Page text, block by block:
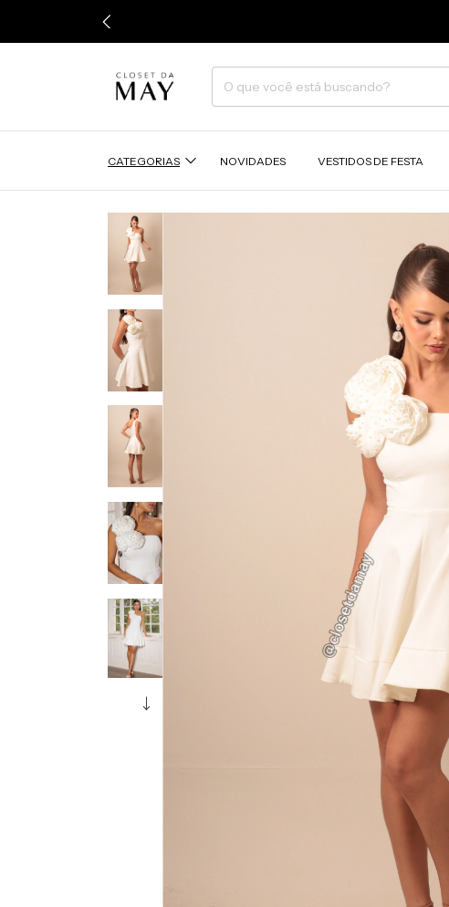
CATEGORIAS NOVIDADES VESTIDOS DE FESTA